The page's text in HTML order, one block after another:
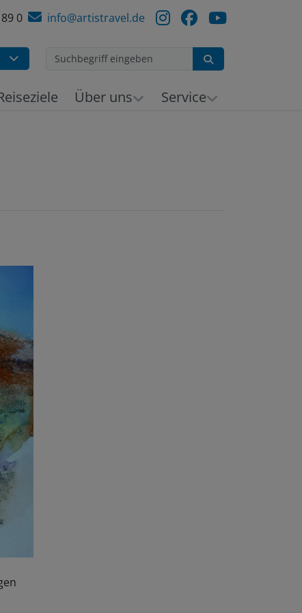
0 info@artistravel.de
Über uns Service